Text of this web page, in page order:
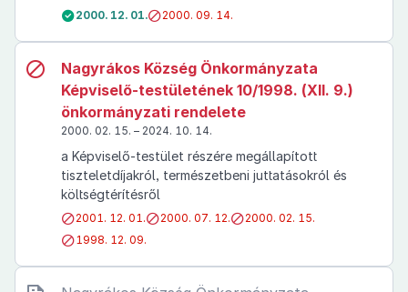
2000. 12. 01. 2000. 09. 14.
Nagyrákos Község Önkormányzata
Képviselő-testületének 10/1998. (XII. 9.)
önkormányzati rendelete
2000. 02. 15. – 2024. 10. 14.
a Képviselő-testület részére megállapított
tiszteletdíjakról, természetbeni juttatásokról és
költségtérítésről
2001. 12. 01. 2000. 07. 12.
2000. 02. 15.
1998. 12. 09.